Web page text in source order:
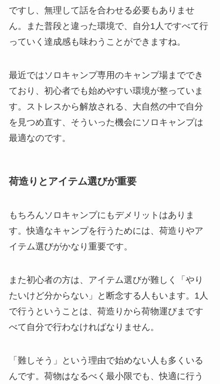
ですし、無理して話を合わせる必要もありませ
ん。また普段と違った環境で、自分1人ですべて行
っていく達成感も味わうことができますね。
最近ではソロキャンプ専用のキャンプ場まででき
ており、初心者でも始めやすい環境が整っていま
す。ストレスから解放される、大自然の中で自分
を見つめ直す、そういった機会にソロキャンプは
最適なのです。
荷造りとアイテム選びが重要
もちろんソロキャンプにもデメリットはありま
す。快適なキャンプを行うためには、荷造りやア
イテム選びがかなり重要です。
また初心者の方は、アイテム選びが難しく「やり
たいけど分からない」と断念する人もいます。1人
で行うということは、荷造りから荷物運びまです
べて自分で行わなければなりません。
「難しそう」という理由で始めない人も多くいる
んです。荷物はなるべく最小限でも、快適に行う